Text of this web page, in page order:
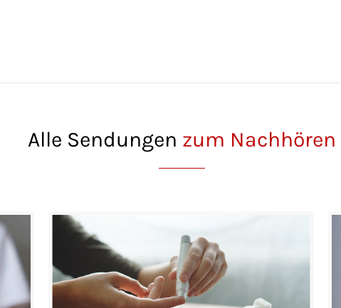
Alle Sendungen zum Nachhören